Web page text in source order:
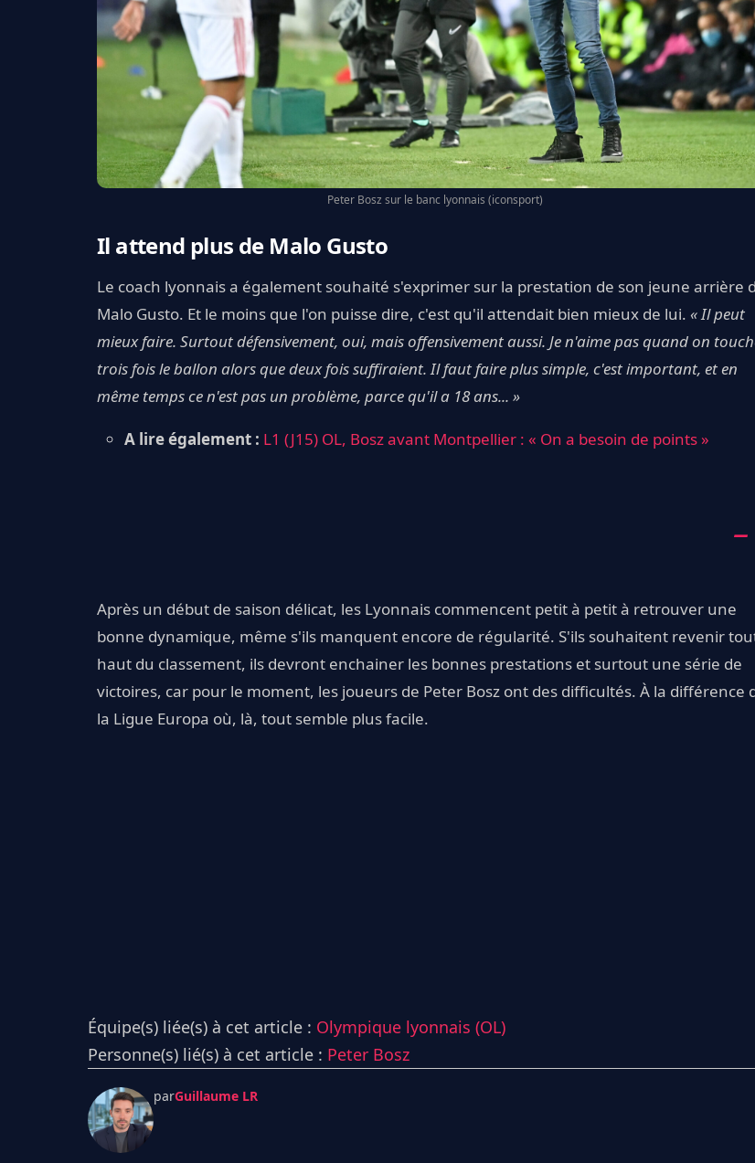
Peter Bosz sur le banc lyonnais (iconsport)
Il attend plus de Malo Gusto
Le coach lyonnais a également souhaité s'exprimer sur la prestation de son jeune arrière
Malo Gusto. Et le moins que l'on puisse dire, c'est qu'il attendait bien mieux de lui. « Il peut
mieux faire. Surtout défensivement, oui, mais offensivement aussi. Je n'aime pas quand on
trois fois le ballon alors que deux fois suffiraient. Il faut faire plus simple, c'est important, et en
même temps ce n'est pas un problème, parce qu'il a 18 ans... »
A lire également : L1 (J15) OL, Bosz avant Montpellier : « On a besoin de points »
Après un début de saison délicat, les Lyonnais commencent petit à petit à retrouver une
bonne dynamique, même s'ils manquent encore de régularité. S'ils souhaitent revenir
haut du classement, ils devront enchainer les bonnes prestations et surtout une série de
victoires, car pour le moment, les joueurs de Peter Bosz ont des difficultés. À la différence
la Ligue Europa où, là, tout semble plus facile.
Équipe(s) liée(s) à cet article : Olympique lyonnais (OL)
Personne(s) lié(s) à cet article : Peter Bosz
parGuillaume LR